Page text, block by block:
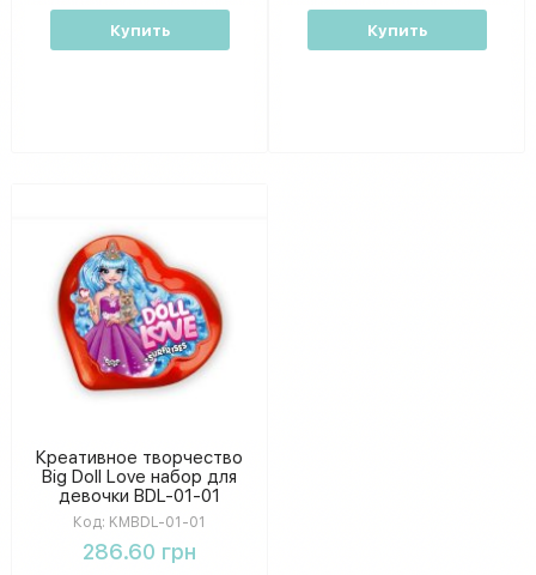
Купить Купить
Креативное творчество
Big Doll Love набор для
девочки BDL-01-01
Код: KMBDL-01-01
286.60 грн